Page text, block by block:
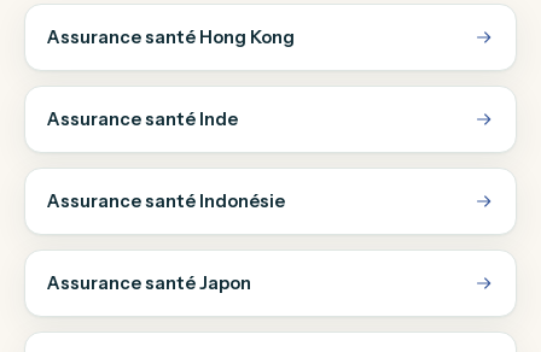
Assurance santé Hong Kong
Assurance santé Inde
Assurance santé Indonésie
Assurance santé Japon